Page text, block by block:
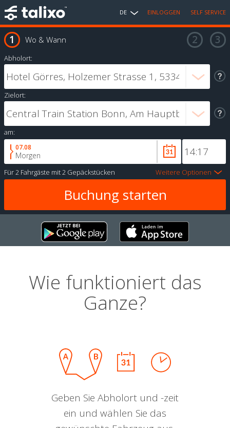
DE EINLOGGEN SELF SERVICE
Wo & Wann
Abholort:
Zielort:
am:
07.08
Morgen
Für2 Fahrgäste mit2 Gepäckstücken Weitere Optionen
Wie funktioniert das
Ganze?
Geben Sie Abholort und -zeit
ein und wählen Sie das